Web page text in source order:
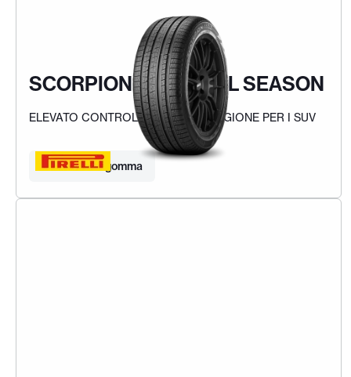
SCORPION VERDE ALL SEASON
ELEVATO CONTROLLO IN OGNI STAGIONE PER I SUV
Trova la tua gomma